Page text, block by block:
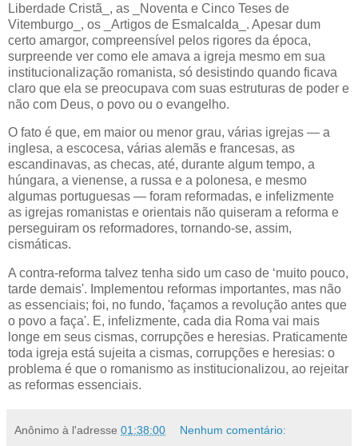
Liberdade Cristã_, as _Noventa e Cinco Teses de
Vitemburgo_, os _Artigos de Esmalcalda_. Apesar dum
certo amargor, compreensível pelos rigores da época,
surpreende ver como ele amava a igreja mesmo em sua
institucionalização romanista, só desistindo quando ficava
claro que ela se preocupava com suas estruturas de poder e
não com Deus, o povo ou o evangelho.
O fato é que, em maior ou menor grau, várias igrejas — a
inglesa, a escocesa, várias alemãs e francesas, as
escandinavas, as checas, até, durante algum tempo, a
húngara, a vienense, a russa e a polonesa, e mesmo
algumas portuguesas — foram reformadas, e infelizmente
as igrejas romanistas e orientais não quiseram a reforma e
perseguiram os reformadores, tornando-se, assim,
cismáticas.
A contra-reforma talvez tenha sido um caso de ‘muito pouco,
tarde demais'. Implementou reformas importantes, mas não
as essenciais; foi, no fundo, 'façamos a revolução antes que
o povo a faça'. E, infelizmente, cada dia Roma vai mais
longe em seus cismas, corrupções e heresias. Praticamente
toda igreja está sujeita a cismas, corrupções e heresias: o
problema é que o romanismo as institucionalizou, ao rejeitar
as reformas essenciais.
Anônimo à l'adresse 01:38:00 Nenhum comentário: